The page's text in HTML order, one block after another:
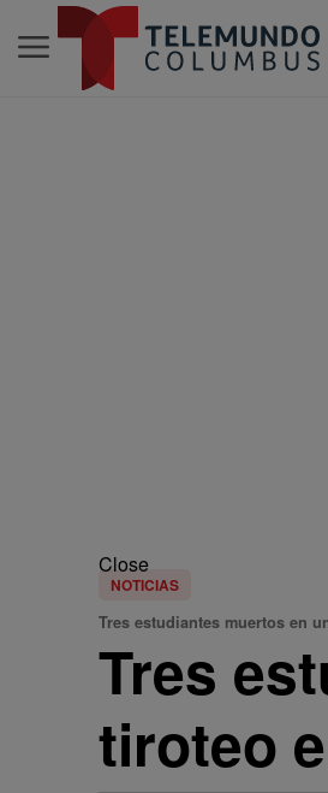
Close
NOTICIAS
Tres estudiantes muertos en
Tres
tiroteo